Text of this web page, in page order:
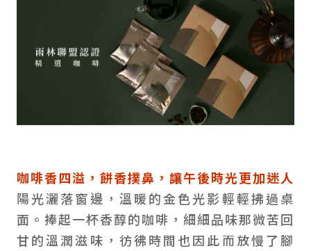
咖啡香四溢，餅香撲鼻， 讓午後時光更加迷人
陽光灑落窗邊，溫暖的金色光影輕輕拂過桌
面。捧起一杯香醇的咖啡，細細品味那微苦回
甘的溫潤滋味，彷彿時間也因此而放慢了腳